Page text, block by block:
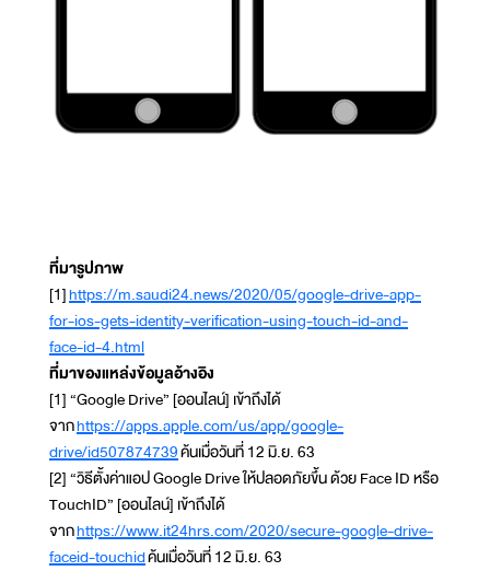
ที่มารูปภาพ
[1]https://m.saudi24.news/2020/05/google-drive-app-
for-ios-gets-identity-verification-using-touch-id-and-
face-id-4.html
ที่มาของแหล่งข้อมูลอ้างอิง
[1] “Google Drive” [ออนไลน์] เข้าถึงได้
จากhttps://apps.apple.com/us/app/google-
drive/id507874739ค้นเมื่อวันที่ 12 มิ.ย. 63
[2] “วิธีตั้งค่าแอป Google Drive ให้ปลอดภัยขึ้น ด้วย Face ID หรือ
TouchID” [ออนไลน์] เข้าถึงได้
จากhttps://www.it24hrs.com/2020/secure-google-drive-
faceid-touchidค้นเมื่อวันที่ 12 มิ.ย. 63